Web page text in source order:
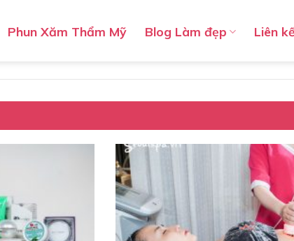
Phun Xăm Thẩm Mỹ Blog Làm đẹp Liên